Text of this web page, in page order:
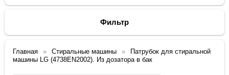
Фильтр
Главная Стиральные машины
Патрубок для стиральной
машины LG (4738EN2002). Из дозатора в бак